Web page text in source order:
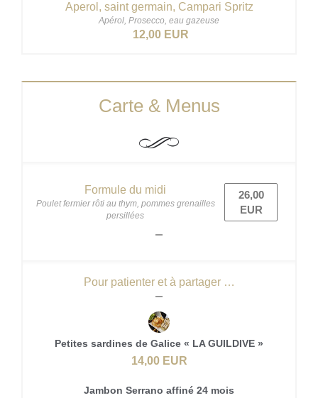
Aperol, saint germain, Campari Spritz
Apérol, Prosecco, eau gazeuse
12,00 EUR
Carte & Menus
Formule du midi
Poulet fermier rôti au thym, pommes grenailles
persillées
26,00
EUR
Pour patienter et à partager …
Petites sardines de Galice « LA GUILDIVE »
14,00 EUR
Jambon Serrano affiné 24 mois